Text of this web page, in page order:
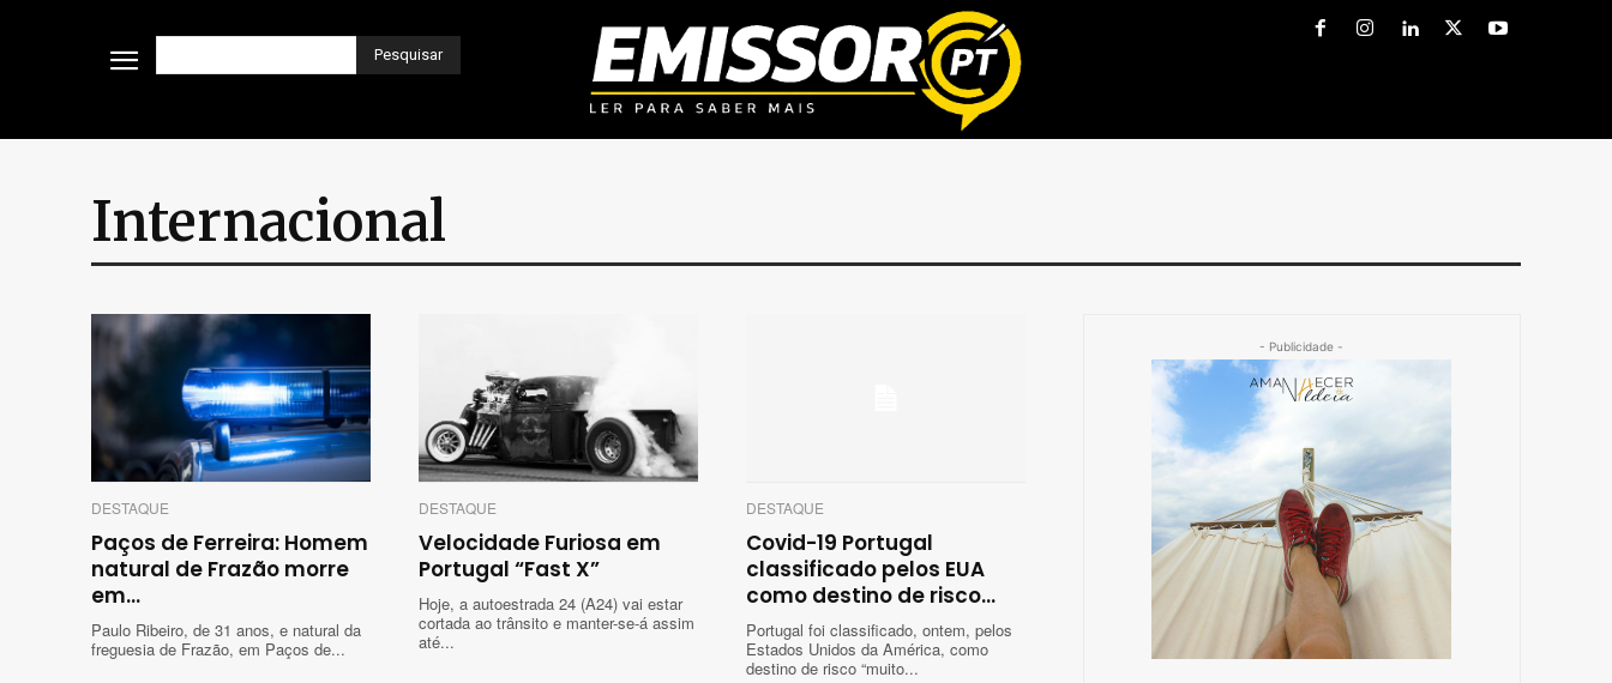
Pesquisar
Internacional
DESTAQUE
Paços de Ferreira: Homem
natural de Frazão morre
em...
Paulo Ribeiro, de 31 anos, e natural da
freguesia de Frazão, em Paços de...
DESTAQUE
Velocidade Furiosa em
Portugal “Fast X”
Hoje, a autoestrada 24 (A24) vai estar
cortada ao trânsito e manter-se-á assim
até...
DESTAQUE
Covid-19 Portugal
classificado pelos EUA
como destino de risco...
Portugal foi classificado, ontem, pelos
Estados Unidos da América, como
destino de risco “muito...
- Publicidade -